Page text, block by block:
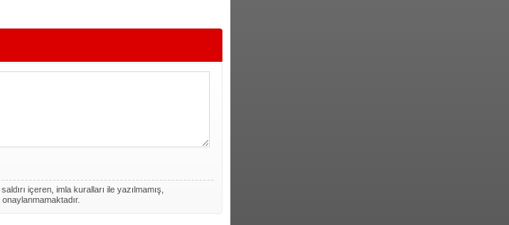
içeren, imla kuralları ile yazılmamış,